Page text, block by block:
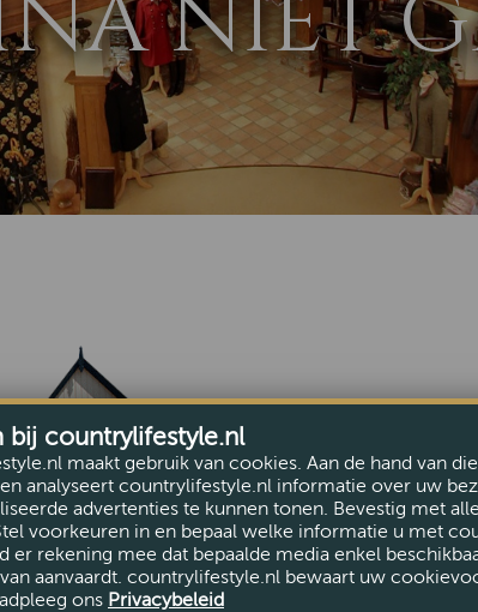
Deze pagina
Ga terug naar de
bij countrylifestyle.nl
maakt gebruik van cookies. Aan de hand van
analyseert countrylifestyle.nl informatie over uw
advertenties te kunnen tonen. Bevestig met
voorkeuren in en bepaal welke informatie u met
er rekening mee dat bepaalde media enkel
aanvaardt. countrylifestyle.nl bewaart uw
ons Privacybeleid